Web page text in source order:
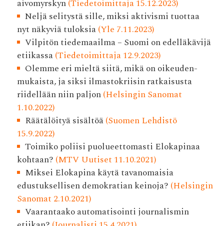
aivomyrskyn(Tiedetoimittaja 15.12.2023)
Neljä selitystä sille, miksi aktivismi tuottaa
nyt näkyviä tuloksia(Yle 7.11.2023)
Vilpitön tiedemaailma – Suomi on edelläkävijä
etiikassa(Tiedetoimittaja 12.9.2023)
Olemme eri mieltä siitä, mikä on oikeuden­
mukaista, ja siksi ilmasto­kriisin ratkaisusta
riidellään niin paljon(Helsingin Sanomat
1.10.2022)
Räätälöityä sisältöä(Suomen Lehdistö
15.9.2022)
Toimiko poliisi puolueettomasti Elokapinaa
kohtaan? (MTV Uutiset 11.10.2021)
Miksei Elokapina käytä tavanomaisia
edustuksellisen demokratian keinoja? (Helsingin
Sanomat 2.10.2021)
Vaarantaako automatisointi journalismin